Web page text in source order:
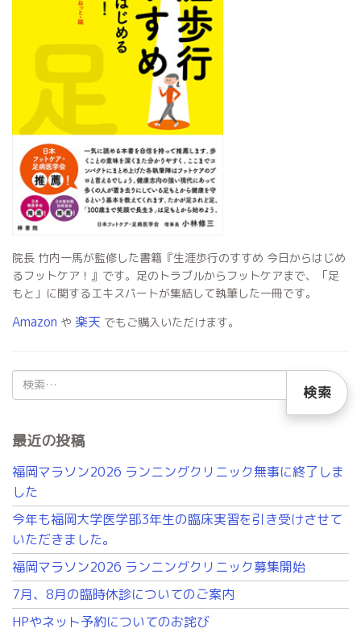
院長 竹内一馬が監修した書籍『生涯歩行のすすめ 今日からはじめ
るフットケア！』です。足のトラブルからフットケアまで、「足
もと」に関するエキスパートが集結して執筆した一冊です。
Amazon や 楽天 でもご購入いただけます。
検
索:
最近の投稿
福岡マラソン2026 ランニングクリニック無事に終了しま
した
今年も福岡大学医学部3年生の臨床実習を引き受けさせて
いただきました。
福岡マラソン2026 ランニングクリニック募集開始
7月、8月の臨時休診についてのご案内
HPやネット予約についてのお詫び